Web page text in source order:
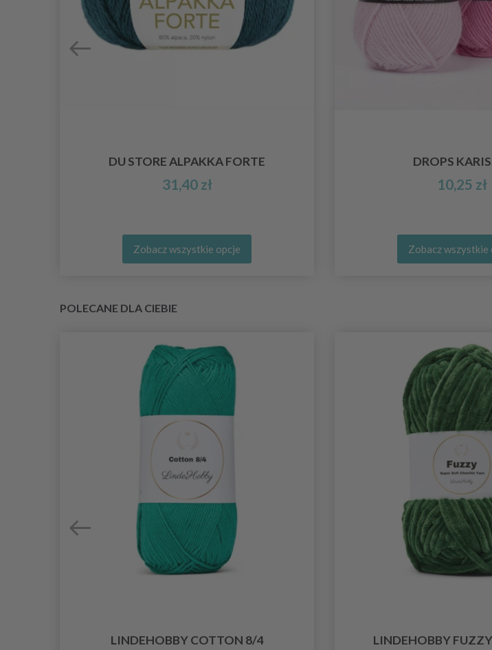
DU STORE ALPAKKA FORTE
31,40 zł
Zobacz wszystkie opcje
DROPS
10,25 zł
Zobacz wszystkie
POLECANE DLA CIEBIE
LINDEHOBBY COTTON 8/4 LINDEHOBBY